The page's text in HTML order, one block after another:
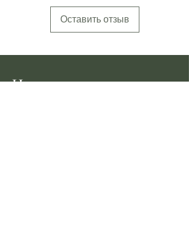
Оставить отзыв
Новостная рассылка